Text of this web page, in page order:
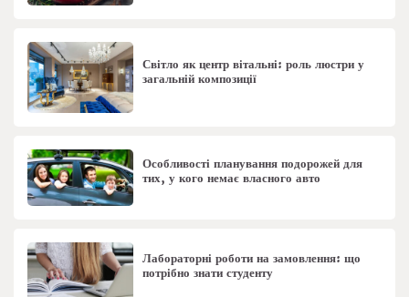
Світло як центр вітальні: роль люстри у
загальній композиції
Особливості планування подорожей для
тих, у кого немає власного авто
Лабораторні роботи на замовлення: що
потрібно знати студенту